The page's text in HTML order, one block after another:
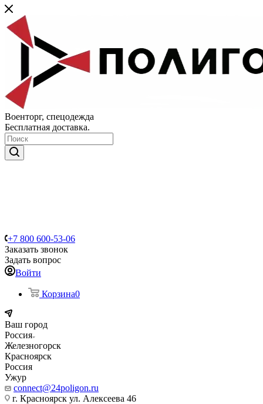
Военторг, спецодежда
Бесплатная доставка.
+7 800 600-53-06
Заказать звонок
Задать вопрос
Войти
Корзина0
Ваш город
Россия
Железногорск
Красноярск
Россия
Ужур
connect@24poligon.ru
г. Красноярск ул. Алексеева 46